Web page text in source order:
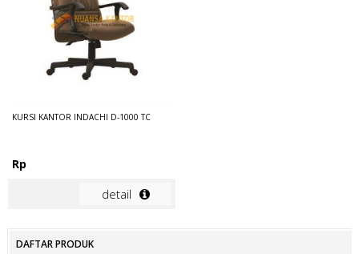
KURSI KANTOR INDACHI D-1000 TC
Rp
detail
DAFTAR PRODUK